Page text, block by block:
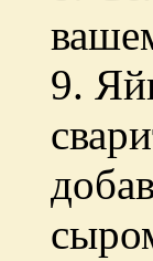
9.